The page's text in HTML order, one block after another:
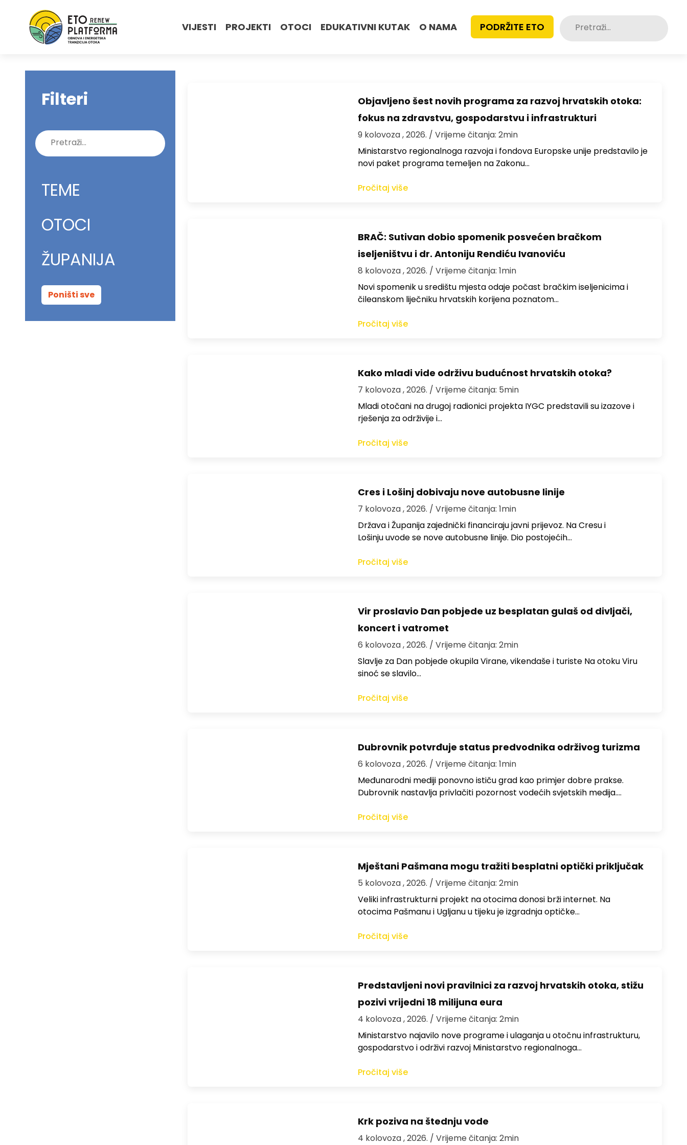
VIJESTI PROJEKTI OTOCI EDUKATIVNI KUTAK O NAMA PODRŽITE ETO Pretraži:
Filteri
Pretraži:
TEME
OTOCI
ŽUPANIJA
Poništi sve
Objavljeno šest novih programa za razvoj hrvatskih otoka:
fokus na zdravstvu, gospodarstvu i infrastrukturi
9 kolovoza , 2026. / Vrijeme čitanja: 2min
Ministarstvo regionalnoga razvoja i fondova Europske unije predstavilo je
novi paket programa temeljen na Zakonu…
Pročitaj više
BRAČ: Sutivan dobio spomenik posvećen bračkom
iseljeništvu i dr. Antoniju Rendiću Ivanoviću
8 kolovoza , 2026. / Vrijeme čitanja: 1min
Novi spomenik u središtu mjesta odaje počast bračkim iseljenicima i
čileanskom liječniku hrvatskih korijena poznatom…
Pročitaj više
Kako mladi vide održivu budućnost hrvatskih otoka?
7 kolovoza , 2026. / Vrijeme čitanja: 5min
Mladi otočani na drugoj radionici projekta IYGC predstavili su izazove i
rješenja za održivije i…
Pročitaj više
Cres i Lošinj dobivaju nove autobusne linije
7 kolovoza , 2026. / Vrijeme čitanja: 1min
Država i Županija zajednički financiraju javni prijevoz. Na Cresu i
Lošinju uvode se nove autobusne linije. Dio postojećih…
Pročitaj više
Vir proslavio Dan pobjede uz besplatan gulaš od divljači,
koncert i vatromet
6 kolovoza , 2026. / Vrijeme čitanja: 2min
Slavlje za Dan pobjede okupila Virane, vikendaše i turiste Na otoku Viru
sinoć se slavilo…
Pročitaj više
Dubrovnik potvrđuje status predvodnika održivog turizma
6 kolovoza , 2026. / Vrijeme čitanja: 1min
Međunarodni mediji ponovno ističu grad kao primjer dobre prakse.
Dubrovnik nastavlja privlačiti pozornost vodećih svjetskih medija.…
Pročitaj više
Mještani Pašmana mogu tražiti besplatni optički priključak
5 kolovoza , 2026. / Vrijeme čitanja: 2min
Veliki infrastrukturni projekt na otocima donosi brži internet. Na
otocima Pašmanu i Ugljanu u tijeku je izgradnja optičke…
Pročitaj više
Predstavljeni novi pravilnici za razvoj hrvatskih otoka, stižu
pozivi vrijedni 18 milijuna eura
4 kolovoza , 2026. / Vrijeme čitanja: 2min
Ministarstvo najavilo nove programe i ulaganja u otočnu infrastrukturu,
gospodarstvo i održivi razvoj Ministarstvo regionalnoga…
Pročitaj više
Krk poziva na štednju vode
4 kolovoza , 2026. / Vrijeme čitanja: 2min